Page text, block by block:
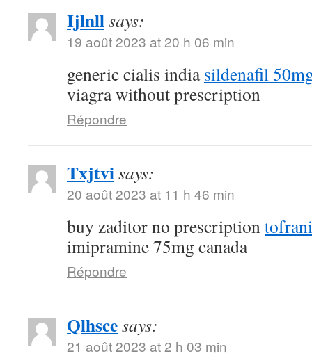
Ijlnllsays:
19 août 2023 at 20 h 06 min
generic cialis indiasildenafil
viagra without prescription
Répondre
Txjtvisays:
20 août 2023 at 11 h 46 min
buy zaditor no prescription
imipramine 75mg canada
Répondre
Qlhscesays:
21 août 2023 at 2 h 03 min